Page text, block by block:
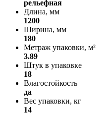
рельефная
Длина, мм
1200
Ширина, мм
180
Метраж упаковки, м²
3.89
Штук в упаковке
18
Влагостойкость
да
Вес упаковки, кг
14